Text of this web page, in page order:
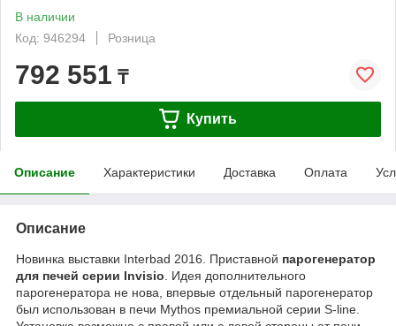
В наличии
Код: 946294
Розница
792 551 ₸
Купить
Описание Характеристики Доставка Оплата
Описание
Новинка выставки Interbad 2016. Приставной парогенератор
для печей серии Invisio . Идея дополнительного
парогенератора не нова, впервые отдельный парогенератор
был использован в печи Mythos премиальной серии S-line.